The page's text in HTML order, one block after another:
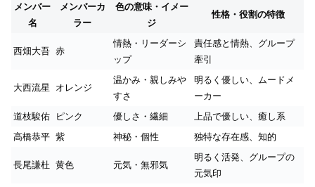
メンバー
名
メンバーカ
ラー
色の意味・イメー
ジ
性格・役割の特徴
西畑大吾 赤
情熱・リーダーシ
ップ
責任感と情熱、グループ
牽引
大西流星 オレンジ
温かみ・親しみや
すさ
明るく優しい、ムードメ
ーカー
道枝駿佑
ピンク 優しさ・繊細
上品で優しい、癒し系
高橋恭平 紫 神秘・個性 独特な存在感、知的
長尾謙杜 黄色 元気・無邪気
明るく活発、グループの
元気印